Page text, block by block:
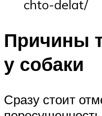
chto-delat/
Причины
у собаки
Сразу стоит